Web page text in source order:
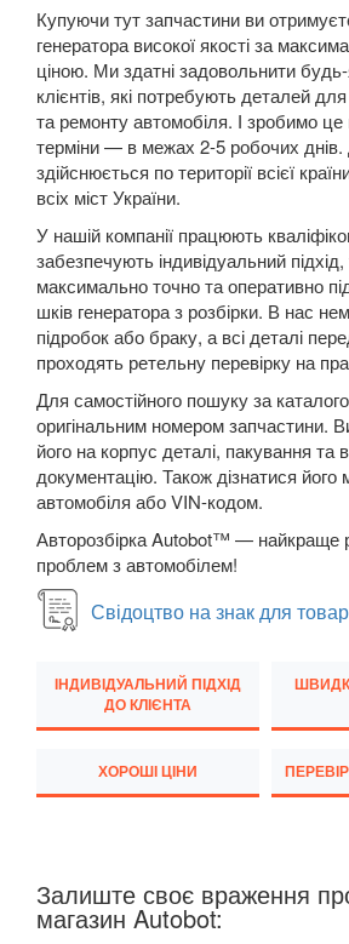
Kangoo II (FW, KW)
Koleos I (HY0)
Koleos II
Laguna II (BG, KG)
Laguna III (BT, DT, KT)
Latitude (L7)
Master III (HD, FD, JD)
Megane II (BM, CM, KM, LM, EM)
Megane III (BZ, DZ, KZ)
Megane IV
Modus (JP0)
Grand Modus (JP0)
Sandero II Stepway (B8)
Scenic III (JZ0)
Grand Scenic III (JZ0)
Twingo II (CN0)
Купуючи тут запчастини ви
генератора високої якості за
ціною. Ми здатні задовольнити
клієнтів, які потребують деталей
та ремонту автомобіля. І зробимо це
терміни — в межах 2-5 робочих днів.
здійснюється по території всієї
всіх міст України.
У нашій компанії працюють
забезпечують індивідуальний
максимально точно та оперативно
шків генератора з розбірки. В нас
підробок або браку, а всі деталі
проходять ретельну перевірку на
Для самостійного пошуку за
оригінальним номером запчастини.
його на корпус деталі, пакування та
документацію. Також дізнатися
автомобіля або VIN-кодом.
Авторозбірка Autobot™ — найкраще
проблем з автомобілем!
Свідоцтво на знак для
ІНДИВІДУАЛЬНИЙ ПІДХІД
ДО КЛІЄНТА
ХОРОШІ ЦІНИ
Залиште своє враження
магазин Autobot: